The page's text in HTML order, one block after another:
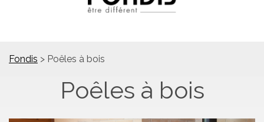
Fondis > Poêles à bois
Poêles à bois